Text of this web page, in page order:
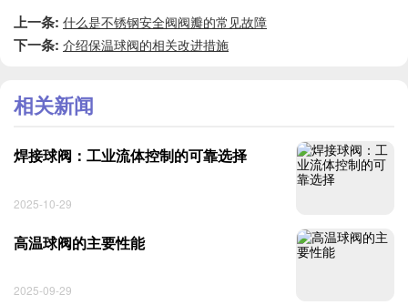
上一条: 什么是不锈钢安全阀阀瓣的常见故障
下一条: 介绍保温球阀的相关改进措施
相关新闻
焊接球阀：工业流体控制的可靠选择
2025-10-29
高温球阀的主要性能
2025-09-29